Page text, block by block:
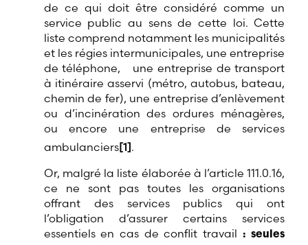
de ce qui doit être considéré comme un
service public au sens de cette loi. Cette
liste comprend notamment les municipalités
et les régies intermunicipales, une entreprise
de téléphone, une entreprise de transport
à itinéraire asservi (métro, autobus, bateau,
chemin de fer), une entreprise d’enlèvement
ou d’incinération des ordures ménagères,
ou encore une entreprise de services
ambulanciers[1].
Or, malgré la liste élaborée à l’article 111.0.16,
ce ne sont pas toutes les organisations
offrant des services publics qui ont
l’obligation d’assurer certains services
essentiels en cas de conflit travail : seules